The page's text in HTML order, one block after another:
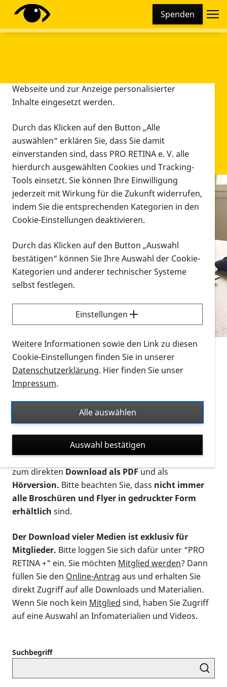
Spenden
Infomaterial
Infomaterial
Vorlesen
Alle Infomaterialien in verschiedenen
Formaten an einem Ort
Sie möchten wissen, wie Sie nach Infonmaterial
suchen und dieses bestellen bzw. herunterladen
können? Schauen Sie sich dieErklärvideos zum
Thema Infomaterial auf der PRO RETINA-Website
für blinde und sehbehinderte Menschen an.
Auf dieser Seite finden Sie sämtliches Infomaterial
Ort. Nutzen Sie den Formatfilter, um ausschließlich
nach Flyern und Broschüren, Audios oder Videos zu
suchen. Die meisten Flyer und Broschüren werden in
verschiedenen Formaten angeboten: zur
postalischen Bestellung als gedruckte Variante
zum direktenDownload als PDFund als
Hörversion. Bitte beachten Sie, dass nicht immer
alle Broschüren und Flyer in gedruckter Form
erhältlich sind.
Der Download vieler Medien ist exklusiv für
Mitglieder. Bitte loggen Sie sich dafür unter "PRO
RETINA +" ein. Sie möchten Mitglied werden? Dann
füllen Sie den Online-Antrag aus und erhalten Sie
direkt Zugriff auf alle Downloads und Materialien.
Wenn Sie noch kein Mitglied sind, haben Sie Zugriff
auf eine Auswahl an Infomaterialien und Videos.
Suchbegriff
Diese Webseite setzt verschiedene Cookies und
Tracking-Tools ein. Dies beinhaltet Cookies und
Webseite und zur Anzeige personalisierter
Inhalte eingesetzt werden.
Durch das Klicken auf den Button „Alle
auswählen“ erklären Sie, dass Sie damit
einverstanden sind, dass PRO RETINA e. V. alle
hierdurch ausgewählten Cookies und Tracking-
Tools einsetzt. Sie können Ihre Einwilligung
jederzeit mit Wirkung für die Zukunft widerrufen,
indem Sie die entsprechenden Kategorien in den
Cookie-Einstellungen deaktivieren.
Durch das Klicken auf den Button „Auswahl
bestätigen“ können Sie Ihre Auswahl der Cookie-
Kategorien und anderer technischer Systeme
selbst festlegen.
Einstellungen
Weitere Informationen sowie den Link zu diesen
Cookie-Einstellungen finden Sie in unserer
Datenschutzerklärung. Hier finden Sie unser
Impressum.
Alle auswählen
Auswahl bestätigen